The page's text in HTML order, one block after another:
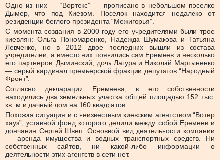
Одно из них — “Вортекс” — прописано в небольшом поселке
Дымер, что под Киевом. Поселок находится недалеко от
резиденции беглого президента “Межигорья”.
С момента создания в 2000 году его учредителями были трое
киевлян: Ольга Пономаренко, Надежда Шумакова и Татьяна
Левченко, но в 2012 двое последних вышли из состава
учредителей, а вместо них появились сам Еремеев и несколько
его партнеров: Дыминский, дочь Лагура и Николай Мартыненко
— серый кардинал премьерской фракции депутатов “Народный
Фронт”.
Согласно декларации Еремеева, в его собственности
находились два земельных участка общей площадью 152 тыс.
кв. м и дачный дом на 160 квадратов.
Похожая ситуация и с неизвестным киевским агентством “Вотер
хауз”, уставной фонд которого делили между собой Еремеев и
дончанин Сергей Швец. Основной вид деятельности компании
— аренда имущества и водных транспортных средств. Ни
собственных сайтов, ни какой-либо информации о
деятельности этих агентств в сети нет.